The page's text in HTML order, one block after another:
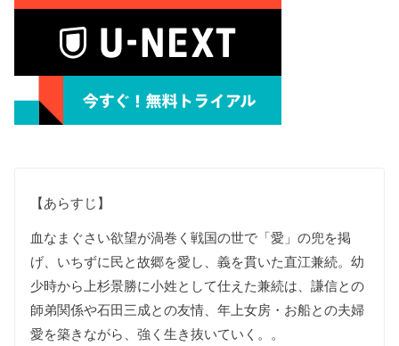
【あらすじ】
血なまぐさい欲望が渦巻く戦国の世で「愛」の兜を掲
げ、いちずに民と故郷を愛し、義を貫いた直江兼続。幼
少時から上杉景勝に小姓として仕えた兼続は、謙信との
師弟関係や石田三成との友情、年上女房・お船との夫婦
愛を築きながら、強く生き抜いていく。。